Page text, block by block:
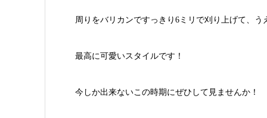
周りをバリカンですっきり6ミリで刈り上げて、う
最高に可愛いスタイルです！
今しか出来ないこの時期にぜひして見ませんか！